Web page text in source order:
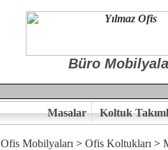
Büro
Masalar Koltuk
Ofis Mobilyaları > Ofis Koltukları >